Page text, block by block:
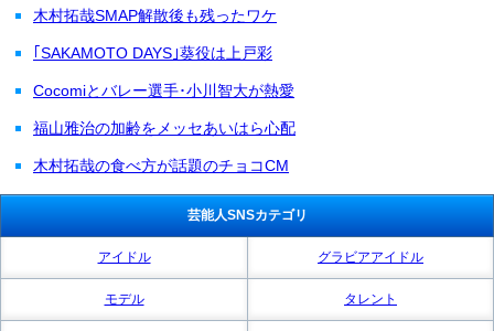
木村拓哉SMAP解散後も残ったワケ
｢SAKAMOTO DAYS｣葵役は上戸彩
Cocomiとバレー選手･小川智大が熱愛
福山雅治の加齢をメッセあいはら心配
木村拓哉の食べ方が話題のチョコCM
芸能人SNSカテゴリ
アイドル グラビアアイドル
モデル タレント